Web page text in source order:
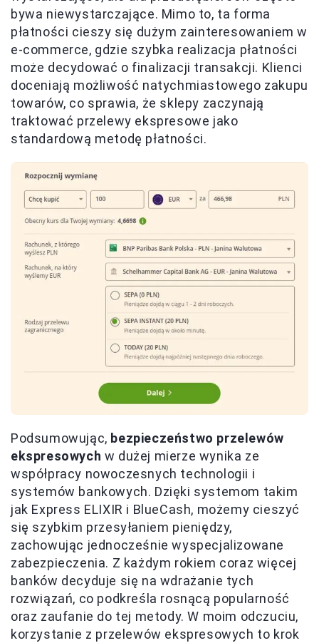
bywa niewystarczające. Mimo to, ta forma
płatności cieszy się dużym zainteresowaniem w
e-commerce, gdzie szybka realizacja płatności
może decydować o finalizacji transakcji. Klienci
doceniają możliwość natychmiastowego zakupu
towarów, co sprawia, że sklepy zaczynają
traktować przelewy ekspresowe jako
standardową metodę płatności.
Podsumowując, bezpieczeństwo przelewów
ekspresowych w dużej mierze wynika ze
współpracy nowoczesnych technologii i
systemów bankowych. Dzięki systemom takim
jak Express ELIXIR i BlueCash, możemy cieszyć
się szybkim przesyłaniem pieniędzy,
zachowując jednocześnie wyspecjalizowane
zabezpieczenia. Z każdym rokiem coraz więcej
banków decyduje się na wdrażanie tych
rozwiązań, co podkreśla rosnącą popularność
oraz zaufanie do tej metody. W moim odczuciu,
korzystanie z przelewów ekspresowych to krok